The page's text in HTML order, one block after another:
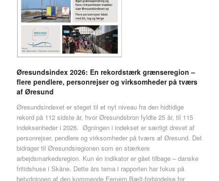
Øresundsindex 2026: En rekordstærk grænseregion –
flere pendlere, personrejser og virksomheder på tværs
af Øresund
Øresundsindexet er steget til et nyt niveau fra den hidtidige
rekord på 112 sidste år, hvor Øresundsbron fyldte 25 år, til 115
indeksenheder i 2026. Øgningen i indekset er særligt drevet af
personrejser, pendlere og virksomheder på tværs af Øresund. Det
bidrager til Øresundsregionen som en stærkere
arbejdsmarkedsregion. Kun én indikator er gået tilbage – danske
fritidshuse i Skåne. Dette års tema i rapporten har fokus på
betydningen af den kommende Femern Bælt-forbindelse for